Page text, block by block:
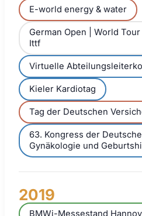
E-world energy & water
German Open | World
Ittf
Virtuelle
Kieler Kardiotag
Tag der Deutschen
63. Kongress der
Gynäkologie und
2019
BMWi-Messestand